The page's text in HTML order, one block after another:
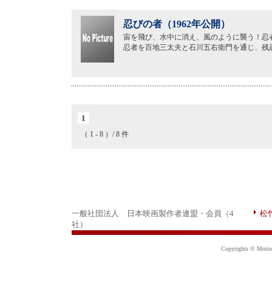
忍びの者（1962年公開）
宙を飛び、水中に消え、風のように襲う！
忍者を百地三太夫と石川五右衛門を通じ、
1
（ 1 - 8 ）/ 8 件
一般社団法人 日本映画製作者連盟・会員（4
社）
松
Copyrights ©